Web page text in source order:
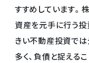
すすめしています。
資産を元手に行う投
きい不動産投資で
多く、負債と捉える